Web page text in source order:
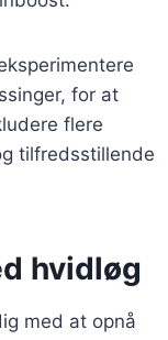
for at
flere
tilfredsstillende
hvidløg
med at opnå